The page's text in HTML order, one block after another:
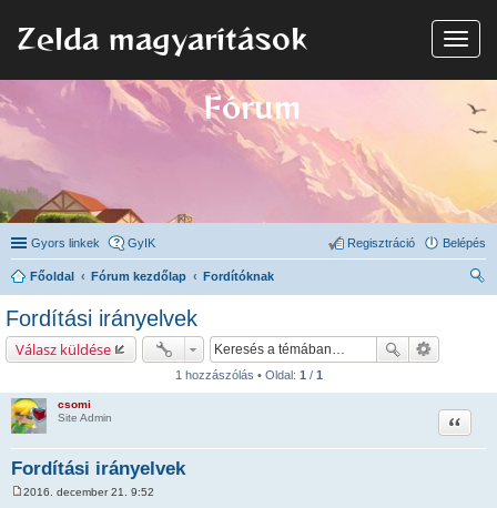
N
a
Zelda magyarítások
Fórum
Gyors linkek GyIK Belépés
Regisztráció
Főoldal Fórum kezdőlap
Fordítóknak
Fordítási irányelvek
Válasz küldése
1 hozzászólás • Oldal: 1 / 1
csomi
Site Admin
Fordítási irányelvek
Idézet
2016. december 21. 9:52